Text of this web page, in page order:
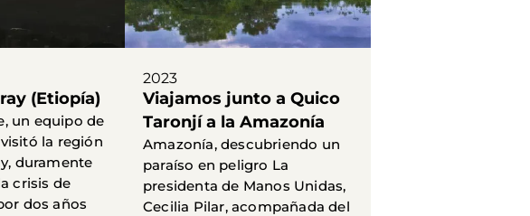
(Etiopía)
un equipo de
la región
duramente
crisis de
dos años
2023
Viajamos junto a Quico
Taronjí a la Amazonía
Amazonía, descubriendo un
paraíso en peligro La
presidenta de Manos Unidas,
Cecilia Pilar, acompañada del